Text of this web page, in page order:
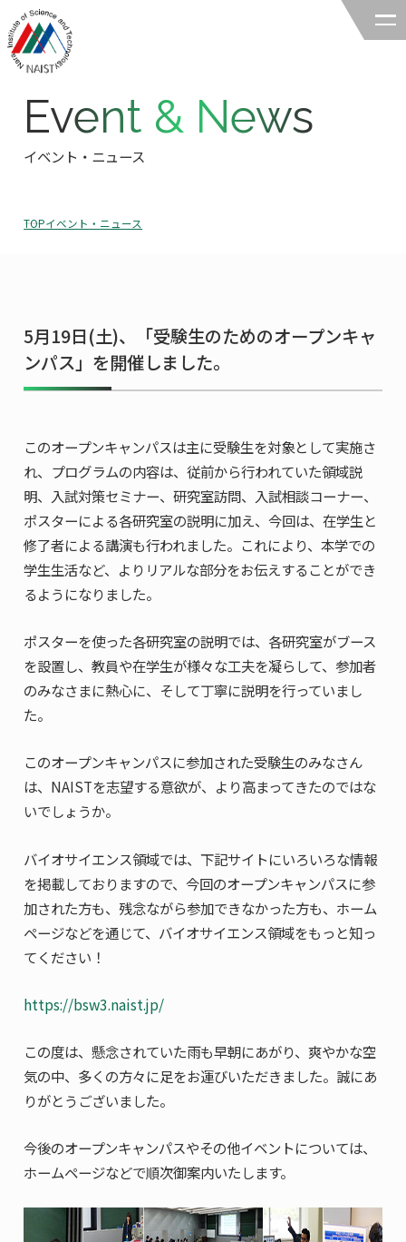
奈良先端科学技術大学院大学
領域の概要・特色
領域賞の紹介
研究室一覧
教員一覧
研究成果
NAIST Edge BIO
教育TOP
研究室への配属
5年一貫コースの
国際化教育プログラム
国際バイオゼミナール
サマーキャンプ
海外ラボインターンシップ
国際学生ワークショップ
UCDリトリート
キャリア
就職実績
卒業生の声
就職支援
入試情報TOP
受験
研究＆授業
イベント
生活
保護者の方へ
アクセス
お問い
合わせ
領域棟
マップ
学内限定 ENGLISH
受験生の方へ
企業・研究者の方へ
Event & News
イベント・ニュース
TOPイベント・ニュース
5月19日(土)、「受験生のためのオープンキャ
ンパス」を開催しました。
このオープンキャンパスは主に受験生を対象として実施さ
れ、プログラムの内容は、従前から行われていた領域説
明、入試対策セミナー、研究室訪問、入試相談コーナー、
ポスターによる各研究室の説明に加え、今回は、在学生と
修了者による講演も行われました。これにより、本学での
学生生活など、よりリアルな部分をお伝えすることができ
るようになりました。
ポスターを使った各研究室の説明では、各研究室がブース
を設置し、教員や在学生が様々な工夫を凝らして、参加者
のみなさまに熱心に、そして丁寧に説明を行っていまし
た。
このオープンキャンパスに参加された受験生のみなさん
は、NAISTを志望する意欲が、より高まってきたのではな
いでしょうか。
バイオサイエンス領域では、下記サイトにいろいろな情報
を掲載しておりますので、今回のオープンキャンパスに参
加された方も、残念ながら参加できなかった方も、ホーム
ページなどを通じて、バイオサイエンス領域をもっと知っ
てください！
https://bsw3.naist.jp/
この度は、懸念されていた雨も早朝にあがり、爽やかな空
気の中、多くの方々に足をお運びいただきました。誠にあ
りがとうございました。
今後のオープンキャンパスやその他イベントについては、
ホームページなどで順次御案内いたします。